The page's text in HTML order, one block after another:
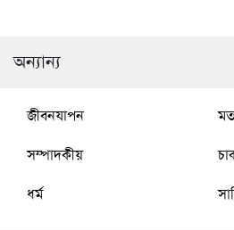
অন্যান্য
জীবনযাপন
সম্পাদকীয়
ধর্ম